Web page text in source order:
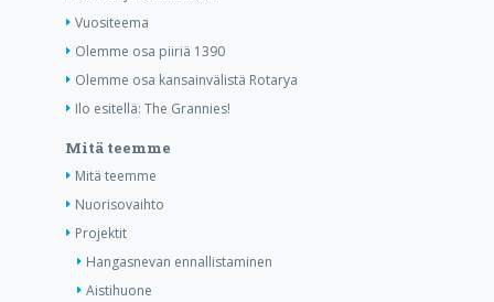
Vuositeema
Olemme osa piiriä 1390
Olemme osa kansainvälistä Rotarya
Ilo esitellä: The Grannies!
Mitä teemme
Mitä teemme
Nuorisovaihto
Projektit
Hangasnevan ennallistaminen
Aistihuone